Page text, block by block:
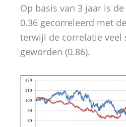
Op basis van 3 jaar is
0.36 gecorreleerd met
terwijl de correlatie veel
geworden (0.86).